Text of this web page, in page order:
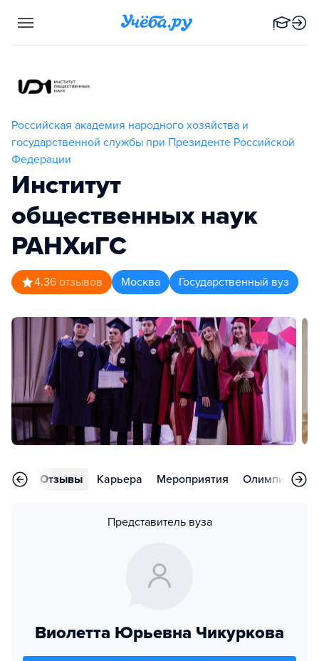
Российская академия народного хозяйства и
государственной службы при Президенте Российской
Федерации
Институт
общественных наук
РАНХиГС
4.36 отзывов Москва Государственный вуз
Отзывы Карьера Мероприятия Олимпиады
Представитель вуза
Виолетта Юрьевна Чикуркова